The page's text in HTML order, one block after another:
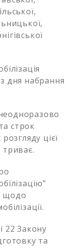
дня набрання
строк
цієї
триває.
щодо
22 Закону
та